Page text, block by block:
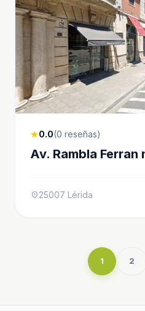
star0.0(0 reseñas)
Av. Rambla Ferran
location_on25007 Lérida
1 2